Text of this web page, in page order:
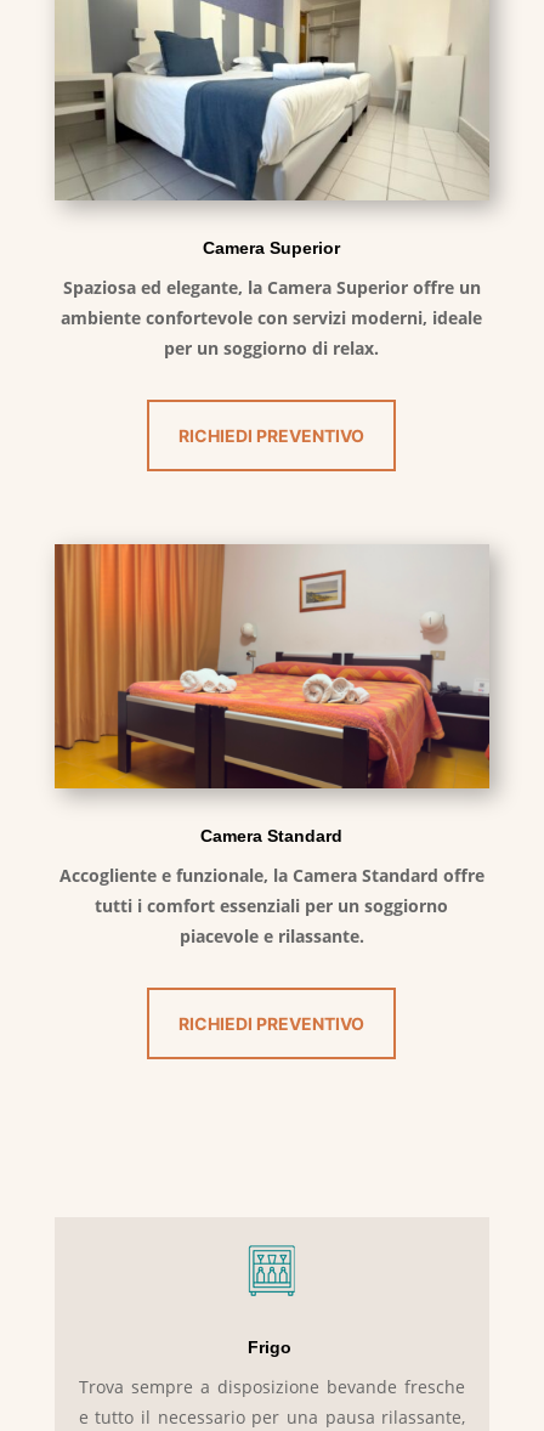
Camera Superior
Spaziosa ed elegante, la Camera Superior offre un
ambiente confortevole con servizi moderni, ideale
per un soggiorno di relax.
RICHIEDI PREVENTIVO
Camera Standard
Accogliente e funzionale, la Camera Standard offre
tutti i comfort essenziali per un soggiorno
piacevole e rilassante.
RICHIEDI PREVENTIVO
Frigo
Trova sempre a disposizione bevande fresche
e tutto il necessario per una pausa rilassante,